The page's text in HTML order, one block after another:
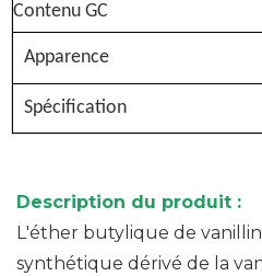
Contenu GC
Apparence
Spécification
Description du produit :
L'éther butylique de
synthétique dérivé de la